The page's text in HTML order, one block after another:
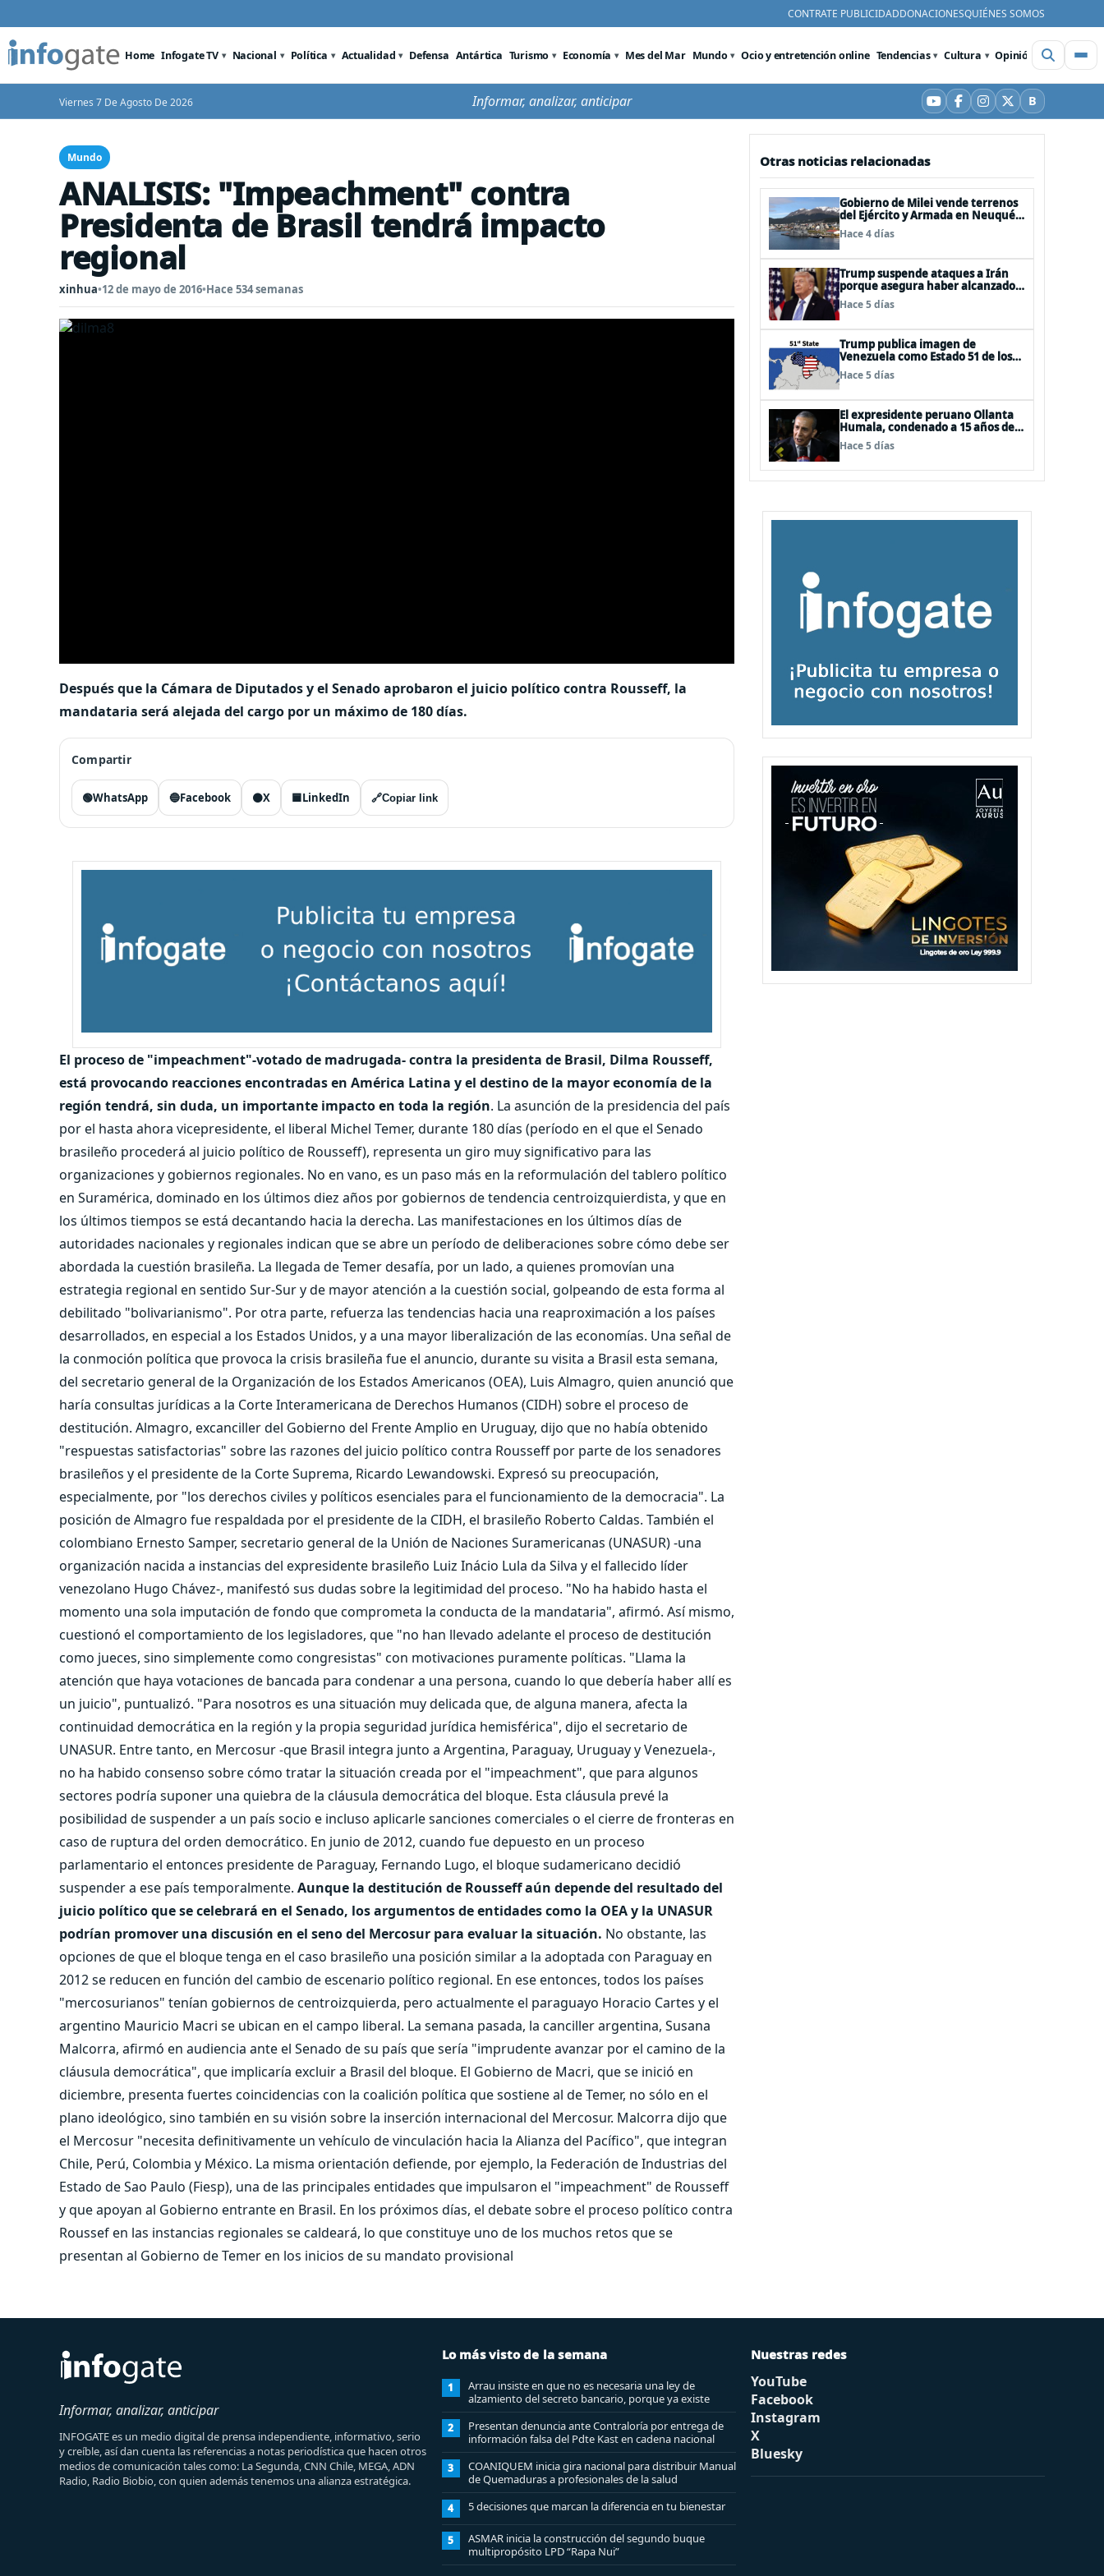
CONTRATE PUBLICIDADDONACIONESQUIÉNES SOMOS
Home Infogate TV Nacional Política Actualidad Defensa Antártica Turismo Economía Mes del Mar Mundo Ocio y entretención online Tendencias Cultura Opinión Videos
Viernes 7 De Agosto De 2026 Informar, analizar, anticipar YouTube
Facebook
Instagram
X BBluesky
Mundo
ANALISIS: "Impeachment" contra
Presidenta de Brasil tendrá impacto
regional
xinhua•12 de mayo de 2016•Hace 534 semanas
Después que la Cámara de Diputados y el Senado aprobaron el juicio político contra Rousseff, la
mandataria será alejada del cargo por un máximo de 180 días.
Compartir
🟢WhatsApp 🔵Facebook ⚫X 🟦LinkedIn 🔗Copiar link
El proceso de "impeachment"-votado de madrugada- contra la presidenta de Brasil, Dilma Rousseff,
está provocando reacciones encontradas en América Latina y el destino de la mayor economía de la
región tendrá, sin duda, un importante impacto en toda la región. La asunción de la presidencia del país
por el hasta ahora vicepresidente, el liberal Michel Temer, durante 180 días (período en el que el Senado
brasileño procederá al juicio político de Rousseff), representa un giro muy significativo para las
organizaciones y gobiernos regionales. No en vano, es un paso más en la reformulación del tablero político
en Suramérica, dominado en los últimos diez años por gobiernos de tendencia centroizquierdista, y que en
los últimos tiempos se está decantando hacia la derecha. Las manifestaciones en los últimos días de
autoridades nacionales y regionales indican que se abre un período de deliberaciones sobre cómo debe ser
abordada la cuestión brasileña. La llegada de Temer desafía, por un lado, a quienes promovían una
estrategia regional en sentido Sur-Sur y de mayor atención a la cuestión social, golpeando de esta forma al
debilitado "bolivarianismo". Por otra parte, refuerza las tendencias hacia una reaproximación a los países
desarrollados, en especial a los Estados Unidos, y a una mayor liberalización de las economías. Una señal de
la conmoción política que provoca la crisis brasileña fue el anuncio, durante su visita a Brasil esta semana,
del secretario general de la Organización de los Estados Americanos (OEA), Luis Almagro, quien anunció que
haría consultas jurídicas a la Corte Interamericana de Derechos Humanos (CIDH) sobre el proceso de
destitución. Almagro, excanciller del Gobierno del Frente Amplio en Uruguay, dijo que no había obtenido
"respuestas satisfactorias" sobre las razones del juicio político contra Rousseff por parte de los senadores
brasileños y el presidente de la Corte Suprema, Ricardo Lewandowski. Expresó su preocupación,
especialmente, por "los derechos civiles y políticos esenciales para el funcionamiento de la democracia". La
posición de Almagro fue respaldada por el presidente de la CIDH, el brasileño Roberto Caldas. También el
colombiano Ernesto Samper, secretario general de la Unión de Naciones Suramericanas (UNASUR) -una
organización nacida a instancias del expresidente brasileño Luiz Inácio Lula da Silva y el fallecido líder
venezolano Hugo Chávez-, manifestó sus dudas sobre la legitimidad del proceso. "No ha habido hasta el
momento una sola imputación de fondo que comprometa la conducta de la mandataria", afirmó. Así mismo,
cuestionó el comportamiento de los legisladores, que "no han llevado adelante el proceso de destitución
como jueces, sino simplemente como congresistas" con motivaciones puramente políticas. "Llama la
atención que haya votaciones de bancada para condenar a una persona, cuando lo que debería haber allí es
un juicio", puntualizó. "Para nosotros es una situación muy delicada que, de alguna manera, afecta la
continuidad democrática en la región y la propia seguridad jurídica hemisférica", dijo el secretario de
UNASUR. Entre tanto, en Mercosur -que Brasil integra junto a Argentina, Paraguay, Uruguay y Venezuela-,
no ha habido consenso sobre cómo tratar la situación creada por el "impeachment", que para algunos
sectores podría suponer una quiebra de la cláusula democrática del bloque. Esta cláusula prevé la
posibilidad de suspender a un país socio e incluso aplicarle sanciones comerciales o el cierre de fronteras en
caso de ruptura del orden democrático. En junio de 2012, cuando fue depuesto en un proceso
parlamentario el entonces presidente de Paraguay, Fernando Lugo, el bloque sudamericano decidió
suspender a ese país temporalmente. Aunque la destitución de Rousseff aún depende del resultado del
juicio político que se celebrará en el Senado, los argumentos de entidades como la OEA y la UNASUR
podrían promover una discusión en el seno del Mercosur para evaluar la situación. No obstante, las
opciones de que el bloque tenga en el caso brasileño una posición similar a la adoptada con Paraguay en
2012 se reducen en función del cambio de escenario político regional. En ese entonces, todos los países
"mercosurianos" tenían gobiernos de centroizquierda, pero actualmente el paraguayo Horacio Cartes y el
argentino Mauricio Macri se ubican en el campo liberal. La semana pasada, la canciller argentina, Susana
Malcorra, afirmó en audiencia ante el Senado de su país que sería "imprudente avanzar por el camino de la
cláusula democrática", que implicaría excluir a Brasil del bloque. El Gobierno de Macri, que se inició en
diciembre, presenta fuertes coincidencias con la coalición política que sostiene al de Temer, no sólo en el
plano ideológico, sino también en su visión sobre la inserción internacional del Mercosur. Malcorra dijo que
el Mercosur "necesita definitivamente un vehículo de vinculación hacia la Alianza del Pacífico", que integran
Chile, Perú, Colombia y México. La misma orientación defiende, por ejemplo, la Federación de Industrias del
Estado de Sao Paulo (Fiesp), una de las principales entidades que impulsaron el "impeachment" de Rousseff
y que apoyan al Gobierno entrante en Brasil. En los próximos días, el debate sobre el proceso político contra
Roussef en las instancias regionales se caldeará, lo que constituye uno de los muchos retos que se
presentan al Gobierno de Temer en los inicios de su mandato provisional
Otras noticias relacionadas
Gobierno de Milei vende terrenos
del Ejército y Armada en Neuquén
y Ushuaia
Hace 4 días
Trump suspende ataques a Irán
porque asegura haber alcanzado
«las bases de un acuerdo»
Hace 5 días
Trump publica imagen de
Venezuela como Estado 51 de los
EEUU
Hace 5 días
El expresidente peruano Ollanta
Humala, condenado a 15 años de
cárcel, sale libre al anularse su
caso
Hace 5 días
Informar, analizar, anticipar
INFOGATE es un medio digital de prensa independiente, informativo, serio
y creíble, así dan cuenta las referencias a notas periodística que hacen otros
medios de comunicación tales como: La Segunda, CNN Chile, MEGA, ADN
Radio, Radio Biobio, con quien además tenemos una alianza estratégica.
Lo más visto de la semana
1
Arrau insiste en que no es necesaria una ley de
alzamiento del secreto bancario, porque ya existe
2
Presentan denuncia ante Contraloría por entrega de
información falsa del Pdte Kast en cadena nacional
3
COANIQUEM inicia gira nacional para distribuir Manual
de Quemaduras a profesionales de la salud
4 5 decisiones que marcan la diferencia en tu bienestar
5
ASMAR inicia la construcción del segundo buque
multipropósito LPD “Rapa Nui”
Nuestras redes
YouTube
Facebook
Instagram
X
Bluesky